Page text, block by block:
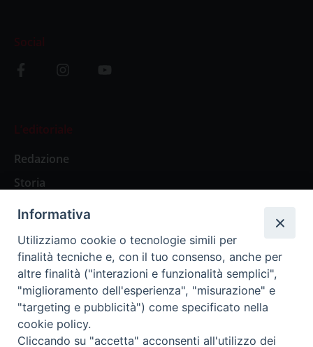
Social
L’editoriale
Redazione
Storia
Abbonamenti
Abbonamento Annuale Digitale
Abbonamento Annuale Cartaceo
Abbonamento Singola Copia Digitale
Informativa
Utilizziamo cookie o tecnologie simili per
finalità tecniche e, con il tuo consenso, anche per
altre finalità ("interazioni e funzionalità semplici",
"miglioramento dell'esperienza", "misurazione" e
"targeting e pubblicità") come specificato nella
cookie policy.
Cliccando su "accetta" acconsenti all'utilizzo dei